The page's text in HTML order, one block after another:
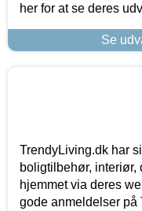
her for at se deres
Se
TrendyLiving.dk har
boligtilbehør, interiør,
hjemmet via deres
gode anmeldelser på